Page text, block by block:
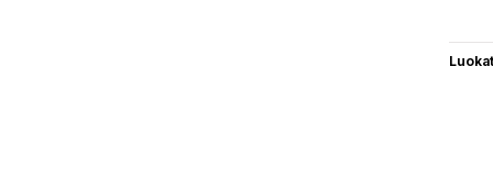
Luokat